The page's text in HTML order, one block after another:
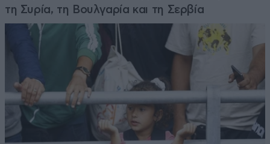
τη Συρία, τη Βουλγαρία και τη Σερβία